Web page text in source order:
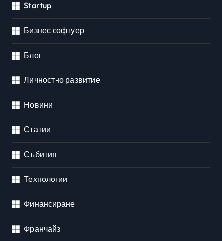
Startup
Бизнес софтуер
Блог
Личностно развитие
Новини
Статии
Събития
Технологии
Финансиране
Франчайз